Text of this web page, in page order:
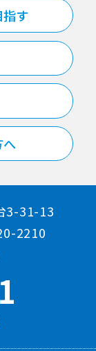
す
へ
3-31-13
2210